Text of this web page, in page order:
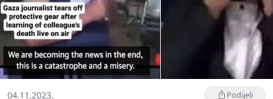
04.11.2023. Podijeli